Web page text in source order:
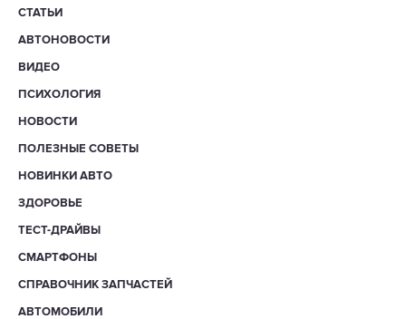
СТАТЬИ
АВТОНОВОСТИ
ВИДЕО
ПСИХОЛОГИЯ
НОВОСТИ
ПОЛЕЗНЫЕ СОВЕТЫ
НОВИНКИ АВТО
ЗДОРОВЬЕ
ТЕСТ-ДРАЙВЫ
СМАРТФОНЫ
СПРАВОЧНИК ЗАПЧАСТЕЙ
АВТОМОБИЛИ